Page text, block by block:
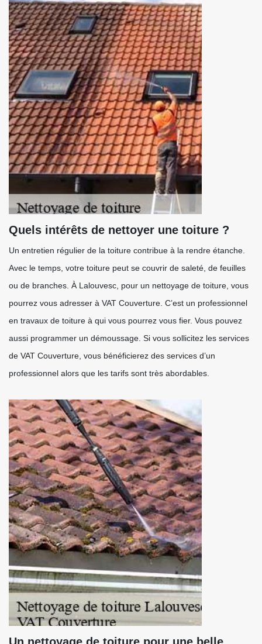
Quels intérêts de nettoyer une toiture ?
Un entretien régulier de la toiture contribue à la rendre étanche.
Avec le temps, votre toiture peut se couvrir de saleté, de feuilles
ou de branches. À Lalouvesc, pour un nettoyage de toiture, vous
pourrez vous adresser à VAT Couverture. C’est un professionnel
en travaux de toiture à qui vous pourrez vous fier. Vous pouvez
aussi programmer un démoussage. Si vous sollicitez les services
de VAT Couverture, vous bénéficierez des services d’un
professionnel alors que les tarifs sont très abordables.